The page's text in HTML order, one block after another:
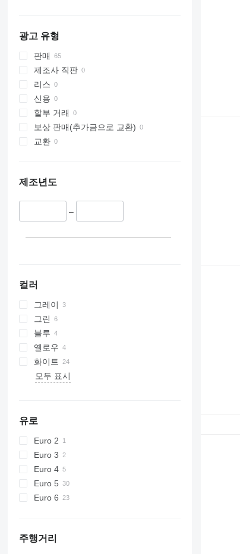
광고 유형
판매
제조사 직판
리스
신용
할부 거래
보상 판매(추가금으로 교환)
교환
제조년도
–
컬러
그레이
그린
블루
옐로우
화이트
모두 표시
유로
Euro 2
Euro 3
Euro 4
Euro 5
Euro 6
주행거리